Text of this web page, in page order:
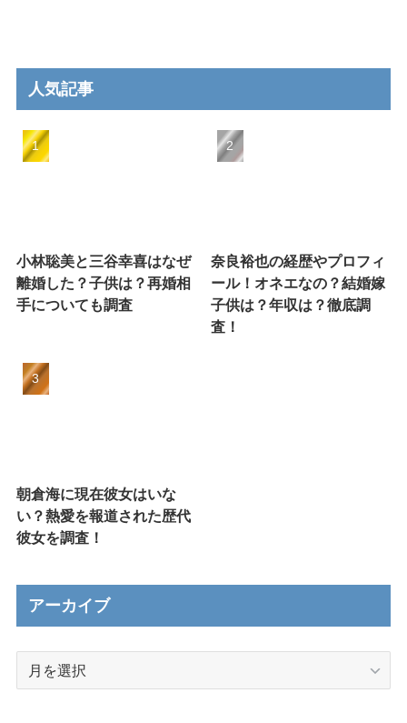
人気記事
小林聡美と三谷幸喜はなぜ
離婚した？子供は？再婚相
手についても調査
奈良裕也の経歴やプロフィ
ール！オネエなの？結婚嫁
子供は？年収は？徹底調
査！
朝倉海に現在彼女はいな
い？熱愛を報道された歴代
彼女を調査！
アーカイブ